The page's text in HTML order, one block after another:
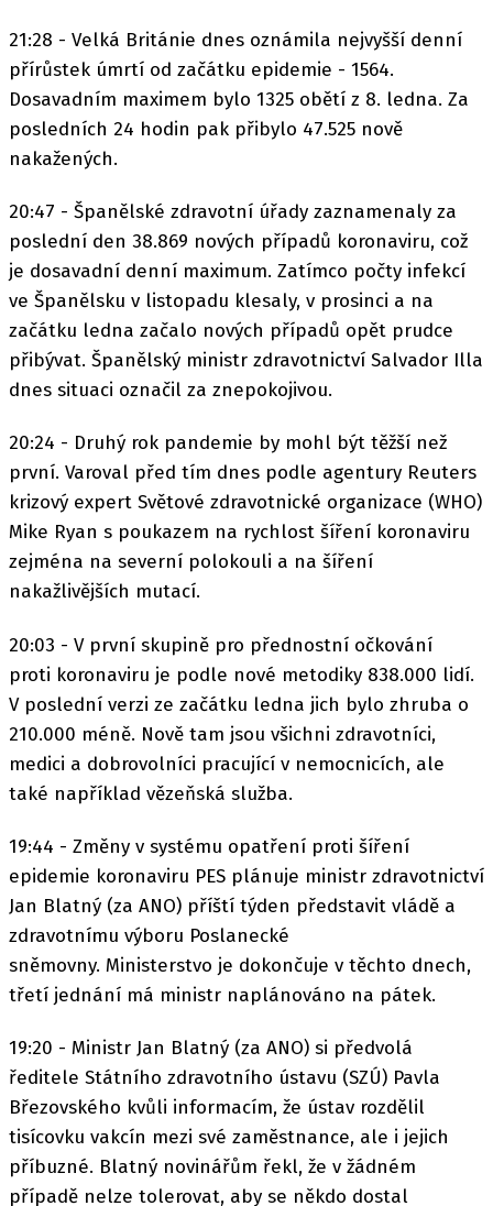
21:28 - Velká Británie dnes oznámila nejvyšší denní
přírůstek úmrtí od začátku epidemie - 1564.
Dosavadním maximem bylo 1325 obětí z 8. ledna. Za
posledních 24 hodin pak přibylo 47.525 nově
nakažených.
20:47 - Španělské zdravotní úřady zaznamenaly za
poslední den 38.869 nových případů koronaviru, což
je dosavadní denní maximum. Zatímco počty infekcí
ve Španělsku v listopadu klesaly, v prosinci a na
začátku ledna začalo nových případů opět prudce
přibývat. Španělský ministr zdravotnictví Salvador Illa
dnes situaci označil za znepokojivou.
20:24 - Druhý rok pandemie by mohl být těžší než
první. Varoval před tím dnes podle agentury Reuters
krizový expert Světové zdravotnické organizace (WHO)
Mike Ryan s poukazem na rychlost šíření koronaviru
zejména na severní polokouli a na šíření
nakažlivějších mutací.
20:03 - V první skupině pro přednostní očkování
proti koronaviru je podle nové metodiky 838.000 lidí.
V poslední verzi ze začátku ledna jich bylo zhruba o
210.000 méně. Nově tam jsou všichni zdravotníci,
medici a dobrovolníci pracující v nemocnicích, ale
také například vězeňská služba.
19:44 - Změny v systému opatření proti šíření
epidemie koronaviru PES plánuje ministr zdravotnictví
Jan Blatný (za ANO) příští týden představit vládě a
zdravotnímu výboru Poslanecké
sněmovny. Ministerstvo je dokončuje v těchto dnech,
třetí jednání má ministr naplánováno na pátek.
19:20 - Ministr Jan Blatný (za ANO) si předvolá
ředitele Státního zdravotního ústavu (SZÚ) Pavla
Březovského kvůli informacím, že ústav rozdělil
tisícovku vakcín mezi své zaměstnance, ale i jejich
příbuzné. Blatný novinářům řekl, že v žádném
případě nelze tolerovat, aby se někdo dostal